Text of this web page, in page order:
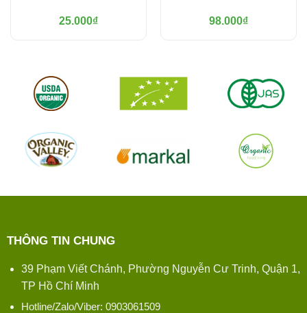
25.000₫ 98.000₫
THÔNG TIN CHUNG
39 Phạm Viết Chánh, Phường Nguyễn Cư Trinh, Quận 1,
TP Hồ Chí Minh
Hotline/Zalo/Viber: 0903061509